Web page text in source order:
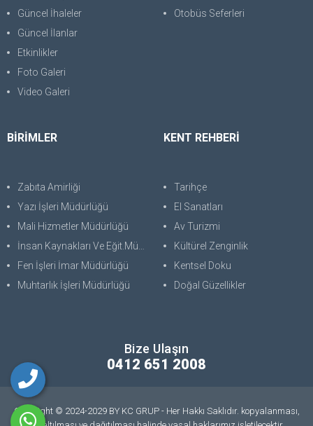
Güncel İhaleler
Güncel İlanlar
Etkinlikler
Foto Galeri
Video Galeri
Otobüs Seferleri
BİRİMLER
Zabıta Amirliği
Yazı İşleri Müdürlüğü
Mali Hizmetler Müdürlüğü
İnsan Kaynakları Ve Eğit.Müdürlüğü
Fen İşleri İmar Müdürlüğü
Muhtarlık İşleri Müdürlüğü
KENT REHBERİ
Tarihçe
El Sanatları
Av Turizmi
Kültürel Zenginlik
Kentsel Doku
Doğal Güzellikler
Bize Ulaşın
0412 651 2008
Copyright © 2024-2029 BY KC GRUP - Her Hakkı Saklıdır. kopyalanması,